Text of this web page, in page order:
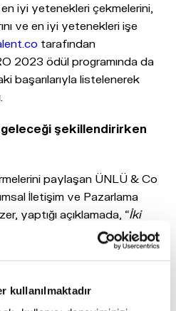
kullanılmaktadır
en iyi yetenekleri çekmelerini,
ve en iyi yetenekleri işe
tarafından
2023 ödül programında da
başarılarıyla listelenerek
şekillendirirken
paylaşan ÜNLÜ & Co
İletişim ve Pazarlama
yaptığı açıklamada, “İki
50 CHRO arasında yer
girerek ödüle
bilgi teknolojilerini